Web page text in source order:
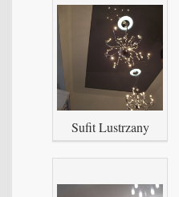
Sufit Lustrzany